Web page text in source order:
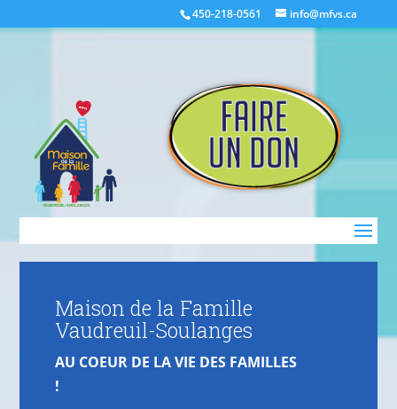
450-218-0561 info@mfvs.ca
Maison de la Famille
Vaudreuil-Soulanges
AU COEUR DE LA VIE DES FAMILLES
!